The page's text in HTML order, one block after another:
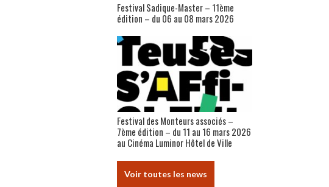
Festival Sadique-Master – 11ème
édition – du 06 au 08 mars 2026
Festival des Monteurs associés –
7ème édition – du 11 au 16 mars 2026
au Cinéma Luminor Hôtel de Ville
Voir toutes les news